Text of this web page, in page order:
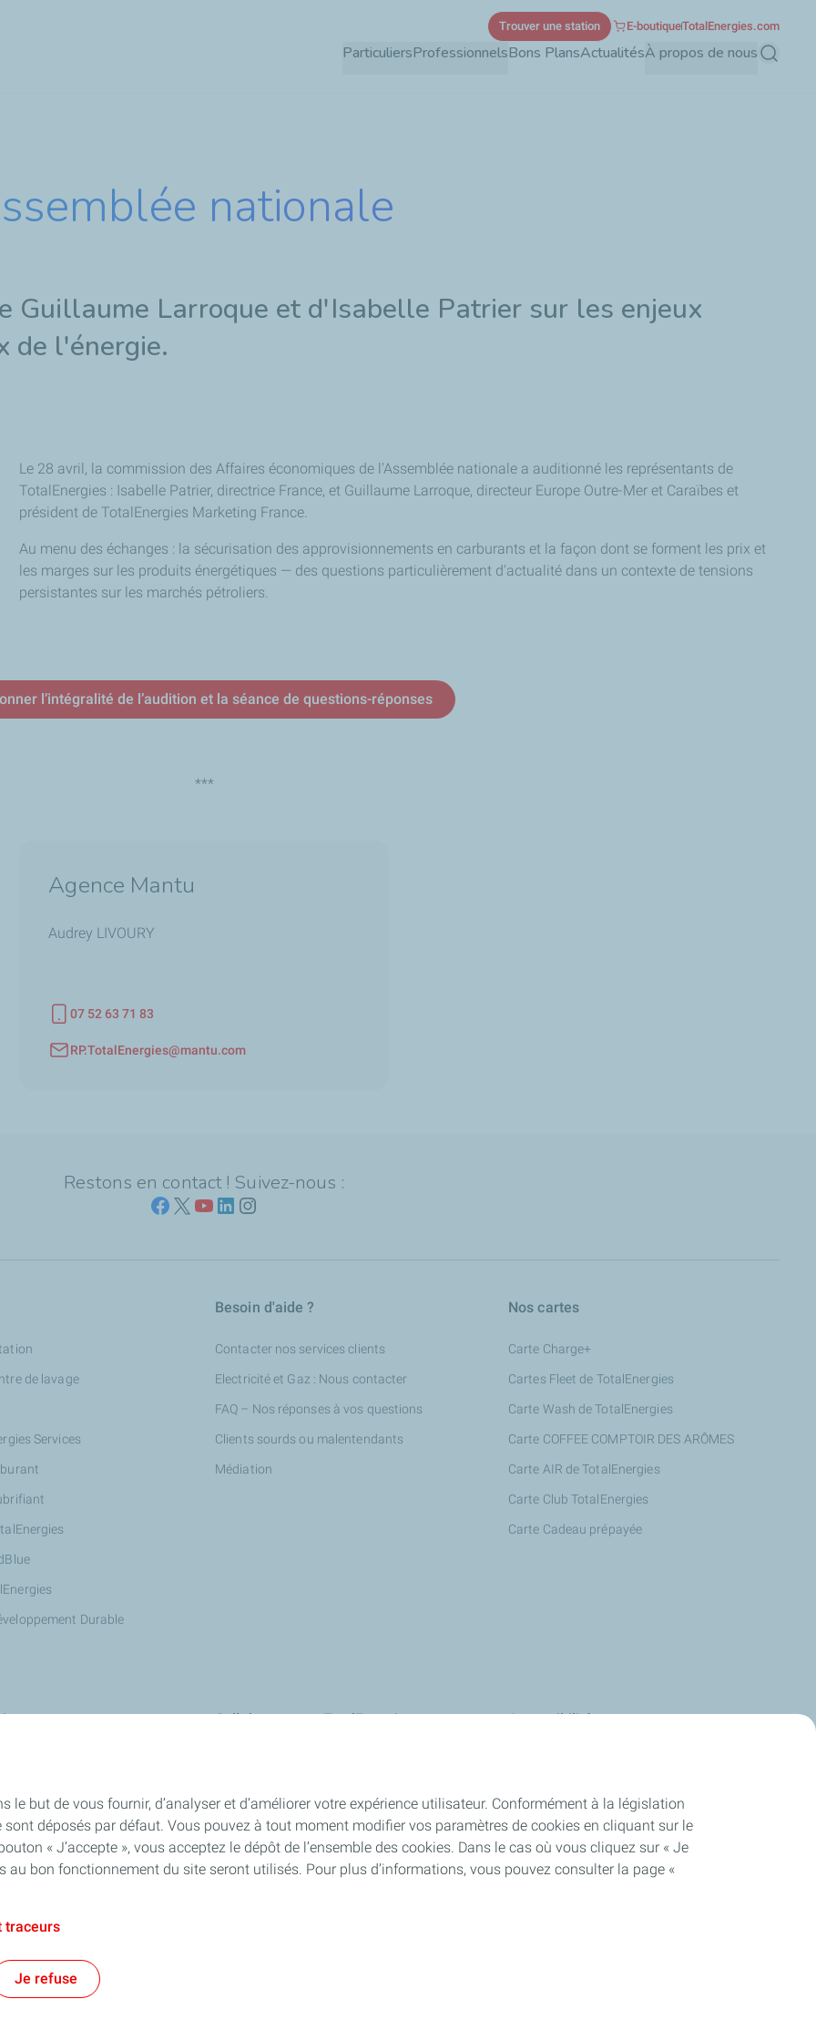
ParticuliersProfessionnelsBons PlansActualitésÀ propos de nous
Trouver une station E-boutiqueTotalEnergies.com
nationale
Guillaume Larroque et d'Isabelle Patrier sur les enjeux
de l'énergie.
Le 28 avril, la commission des Affaires économiques de l'Assemblée nationale a auditionné les représentants de
TotalEnergies : Isabelle Patrier, directrice France, et Guillaume Larroque, directeur Europe Outre-Mer et Caraïbes et
président de TotalEnergies Marketing France.
Au menu des échanges : la sécurisation des approvisionnements en carburants et la façon dont se forment les prix et
les marges sur les produits énergétiques — des questions particulièrement d'actualité dans un contexte de tensions
persistantes sur les marchés pétroliers.
l’intégralité de l’audition et la séance de questions-réponses
***
Agence Mantu
Audrey LIVOURY
07 52 63 71 83
RP.TotalEnergies@mantu.com
Restons en contact ! Suivez-nous :
de lavage
Services
Durable
Besoin d'aide ?
Contacter nos services clients
Electricité et Gaz : Nous contacter
FAQ – Nos réponses à vos questions
Clients sourds ou malentendants
Médiation
Nos cartes
Carte Charge+
Cartes Fleet de TotalEnergies
Carte Wash de TotalEnergies
Carte COFFEE COMPTOIR DES ARÔMES
Carte AIR de TotalEnergies
Carte Club TotalEnergies
Carte Cadeau prépayée
Collaborer avec TotalEnergies
Devenir propriétaire d'une station-service
Devenir chef d'entreprise avec TotalEnergies
Recrutement : toutes nos annonces
Accessibilité
Vente Données personnelles
but de vous fournir, d’analyser et d’améliorer votre expérience utilisateur. Conformément à la législation
déposés par défaut. Vous pouvez à tout moment modifier vos paramètres de cookies en cliquant sur le
« J’accepte », vous acceptez le dépôt de l’ensemble des cookies. Dans le cas où vous cliquez sur « Je
au bon fonctionnement du site seront utilisés. Pour plus d’informations, vous pouvez consulter la page «
traceurs
Je refuse